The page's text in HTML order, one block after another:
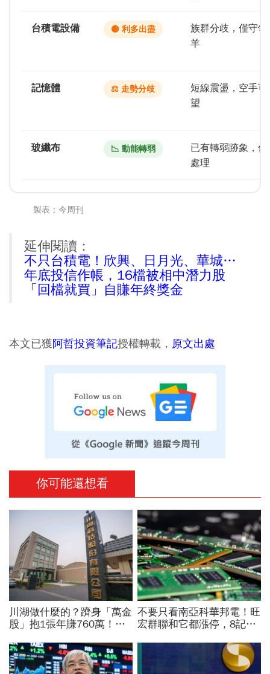
台積電設備 🟡 利多出盡
族群分歧，僅守領
羊
記憶體 ⚖️ 走勢分歧
短線震盪，空手可
望
玻纖布 📉 動能轉弱
已有轉弱跡象，保
處理
製表：今周刊
延伸閱讀：
不只台積電！欣興、日月光、華城…
年底投信作帳，16檔被相中潛力股
「回檔就買」自賺年終獎金
本文已獲阿哲投資筆記授權轉載， 原文出處
你可能還想看
川湖做什麼的？躋身「萬金
股」抱1張年賺760萬！傳
根鐵憑什麼賣這麼貴」？
不要只看南亞科華邦電！旺
宏群聯和它都漲停，8記憶
說時間就在今天，牛肉大塊